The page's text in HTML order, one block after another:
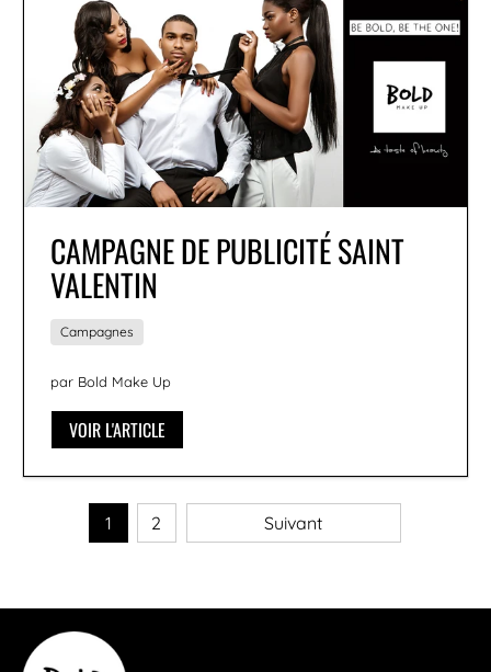
CAMPAGNE DE PUBLICITÉ SAINT
VALENTIN
Campagnes
par Bold Make Up
VOIR L'ARTICLE
1 2 Suivant